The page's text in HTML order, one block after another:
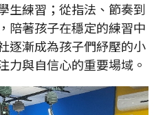
生練習；從指法、節奏到
陪著孩子在穩定的練習中
逐漸成為孩子們紓壓的小
力與自信心的重要場域。